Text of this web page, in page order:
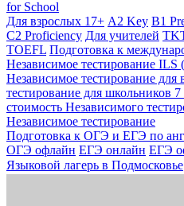
for School
Для взрослых 17+ A2 Key B1
C2 Proficiency Для учителей
TOEFL Подготовка к
Независимое тестирование
Независимое тестирование для
тестирование для школьников 7
стоимость Независимого
Независимое тестирование
Подготовка к ОГЭ и ЕГЭ по
ОГЭ офлайн ЕГЭ онлайн ЕГЭ
Языковой лагерь в Подмосковье